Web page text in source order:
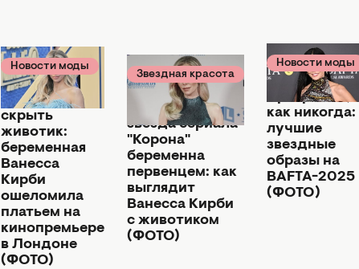
Новости моды
11 июля 2025
Помогло
скрыть
животик:
беременная
Ванесса
Кирби
ошеломила
платьем на
кинопремьере
в Лондоне
(ФОТО)
Звездная красота
02 июня 2025
37-летняя
звезда сериала
"Корона"
беременна
первенцем: как
выглядит
Ванесса Кирби
с животиком
(ФОТО)
Новости моды
17 февраля 2025
Прекрасны,
как никогда:
лучшие
звездные
образы на
BAFTA-2025
(ФОТО)